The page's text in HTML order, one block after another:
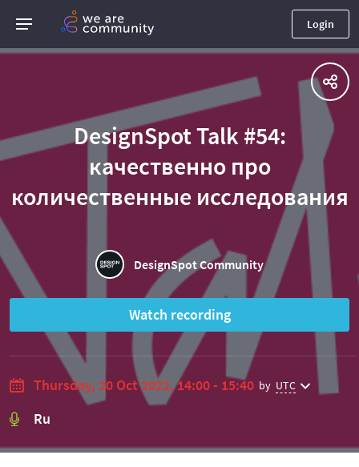
Login
DesignSpot Talk #54:
качественно про
количественные исследования
DesignSpot Community
Watch recording
Thursday, 20 Oct 2022, 14:00 - 15:40 by UTC
Ru